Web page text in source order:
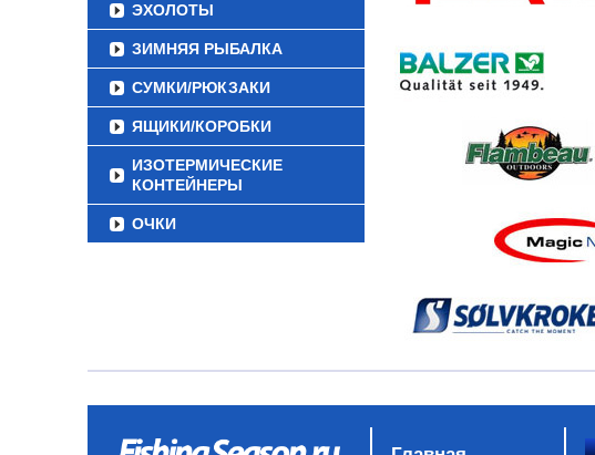
ЭХОЛОТЫ
ЗИМНЯЯ РЫБАЛКА
СУМКИ/РЮКЗАКИ
ЯЩИКИ/КОРОБКИ
ИЗОТЕРМИЧЕСКИЕ
КОНТЕЙНЕРЫ
ОЧКИ